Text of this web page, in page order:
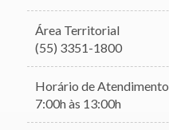
Área Territorial
(55) 3351-1800
Horário de Atendimento
7:00h às 13:00h